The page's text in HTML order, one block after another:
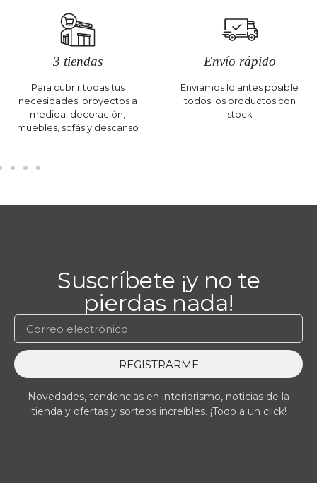
3 tiendas
Para cubrir todas tus
necesidades: proyectos a
medida, decoración,
muebles, sofás y descanso
Envío rápido
Enviamos lo antes posible
todos los productos con
stock
Suscríbete ¡y no te
pierdas nada!
REGISTRARME
Novedades, tendencias en interiorismo, noticias de la
tienda y ofertas y sorteos increíbles. ¡Todo a un click!